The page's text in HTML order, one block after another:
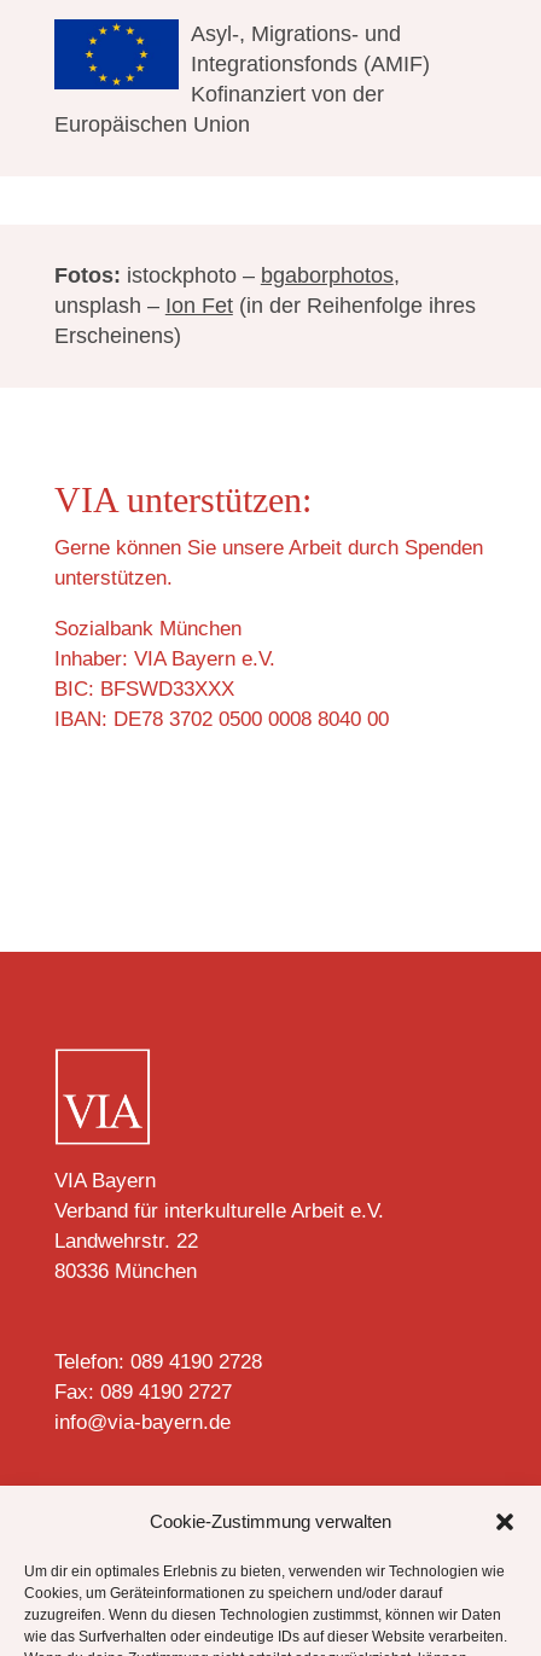
Cookie-Zustimmung verwalten
Um dir ein optimales Erlebnis zu bieten, verwenden wir Technologien wie
Cookies, um Geräteinformationen zu speichern und/oder darauf
zuzugreifen. Wenn du diesen Technologien zustimmst, können wir Daten
wie das Surfverhalten oder eindeutige IDs auf dieser Website verarbeiten.
Asyl-, Migrations- und
Integrationsfonds (AMIF)
Kofinanziert von der
Europäischen Union
Fotos: istockphoto – bgaborphotos,
unsplash – Ion Fet(in der Reihenfolge ihres
Erscheinens)
VIA unterstützen:
Gerne können Sie unsere Arbeit durch Spenden
unterstützen.
Sozialbank München
Inhaber: VIA Bayern e.V.
BIC: BFSWD33XXX
IBAN: DE78 3702 0500 0008 8040 00
VIA Bayern
Verband für interkulturelle Arbeit e.V.
Landwehrstr. 22
80336 München
Telefon: 089 4190 2728
Fax: 089 4190 2727
info@via-bayern.de
Datenschutzhinweise